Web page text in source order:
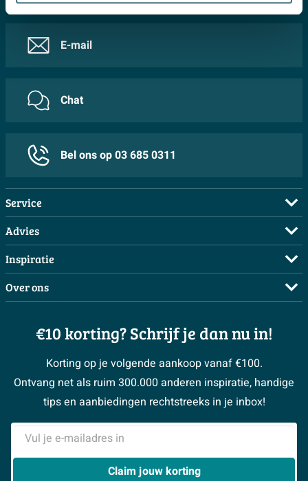
E-mail
Chat
Bel ons op 03 685 0311
Service
Veelgestelde vragen
Bestellen
Betalen
Bezorgen / afhalen
Garantie / klachten
Reviewbeleid
> Naar de klantenservice
Advies
Maak een afspraak
Doe de offerte check
3D tekening maken
Klustips
Klusadvies
> Alle adviesmogelijkheden
Inspiratie
Complete badkamers
Complete toiletruimtes
Moodboards
Magazine
#MySawiday
> Naar inspiratie
Over ons
Over Sawiday
Vacatures
Sawiday PRO
BeCommerce
Samenwerken
> Alles over showrooms
€10 korting? Schrijf je dan nu in!
Korting op je volgende aankoop vanaf €100.
Ontvang net als ruim 300.000 anderen inspiratie, handige
tips en aanbiedingen rechtstreeks in je inbox!
E-mailadres
Claim jouw korting